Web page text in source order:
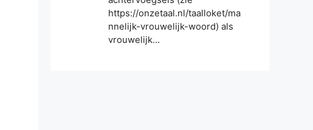
https://onzetaal.nl/taalloket/ma
nnelijk-vrouwelijk-woord) als
vrouwelijk…